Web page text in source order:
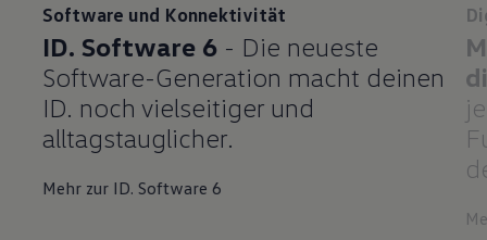
Software und Konnektivität
ID. Software 6- Die neueste
Software-Generation macht deinen
ID. noch vielseitiger und
alltagstauglicher.
Mehr zur ID. Software 6